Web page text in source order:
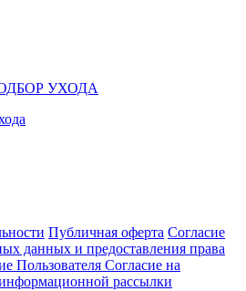
УХОДА
Публичная оферта Согласие
данных и предоставления права
Пользователя Согласие на
рассылки